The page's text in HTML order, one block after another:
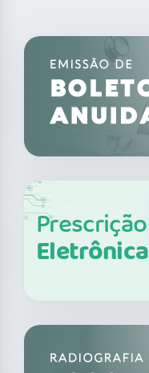
Prescrição
Eletrônica